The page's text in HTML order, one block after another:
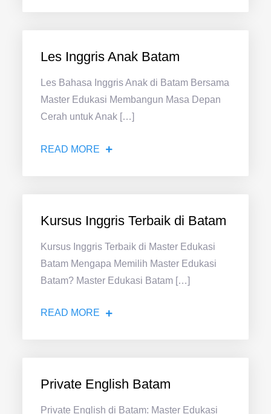
Les Inggris Anak Batam
Les Bahasa Inggris Anak di Batam Bersama
Master Edukasi Membangun Masa Depan
Cerah untuk Anak […]
READ MORE
Kursus Inggris Terbaik di Batam
Kursus Inggris Terbaik di Master Edukasi
Batam Mengapa Memilih Master Edukasi
Batam? Master Edukasi Batam […]
READ MORE
Private English Batam
Private English di Batam: Master Edukasi